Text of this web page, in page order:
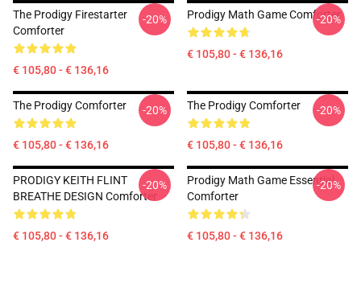
The Prodigy Firestarter
Comforter
€ 105,80 - € 136,16
-20% Prodigy Math Game Comforter
€ 105,80 - € 136,16
-20%
The Prodigy Comforter
€ 105,80 - € 136,16
-20% The Prodigy Comforter
€ 105,80 - € 136,16
-20%
PRODIGY KEITH FLINT
BREATHE DESIGN Comforter
€ 105,80 - € 136,16
-20%
Prodigy Math Game Essential
Comforter
€ 105,80 - € 136,16
-20%